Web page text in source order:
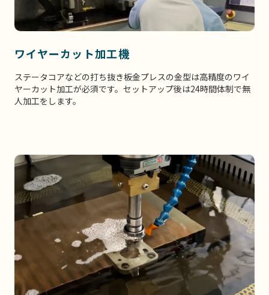
ワイヤーカット加工機
ステータコアなどの打ち抜き板金プレスの金型は高精度のワイ
ヤーカット加工が必須です。セットアップ後は24時間体制で無
人加工をします。